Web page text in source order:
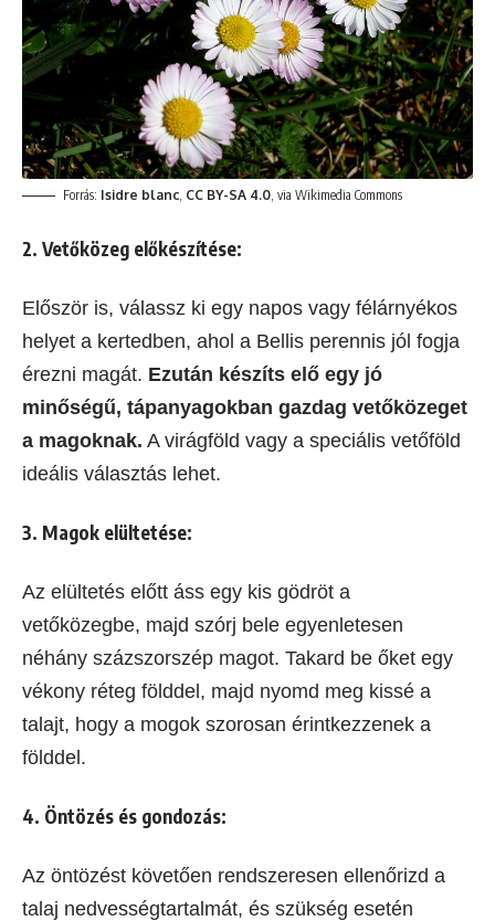
Forrás: Isidre blanc, CC BY-SA 4.0, via Wikimedia Commons
2. Vetőközeg előkészítése:
Először is, válassz ki egy napos vagy félárnyékos
helyet a kertedben, ahol a Bellis perennis jól fogja
érezni magát. Ezután készíts elő egy jó
minőségű, tápanyagokban gazdag vetőközeget
a magoknak. A virágföld vagy a speciális vetőföld
ideális választás lehet.
3. Magok elültetése:
Az elültetés előtt áss egy kis gödröt a
vetőközegbe, majd szórj bele egyenletesen
néhány százszorszép magot. Takard be őket egy
vékony réteg földdel, majd nyomd meg kissé a
talajt, hogy a mogok szorosan érintkezzenek a
földdel.
4. Öntözés és gondozás:
Az öntözést követően rendszeresen ellenőrizd a
talaj nedvességtartalmát, és szükség esetén